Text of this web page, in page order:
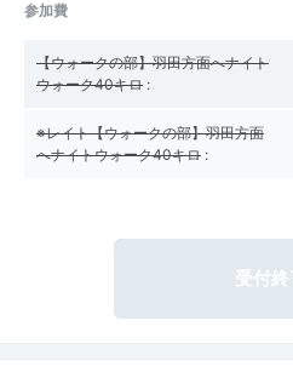
参加費
【ウォークの部】羽田方面へナイト
ウォーク40キロ :
※レイト【ウォークの部】羽田方面
へナイトウォーク40キロ :
受付終